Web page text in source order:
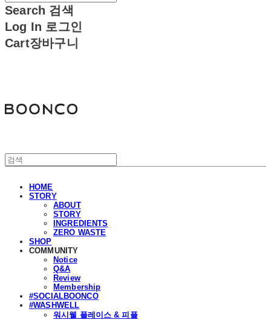
Search 검색
Log In 로그인
Cart장바구니
HOME
STORY
ABOUT
STORY
INGREDIENTS
ZERO WASTE
SHOP
COMMUNITY
Notice
Q&A
Review
Membership
#SOCIALBOONCO
#WASHWELL
워시웰 플레이스 & 피플